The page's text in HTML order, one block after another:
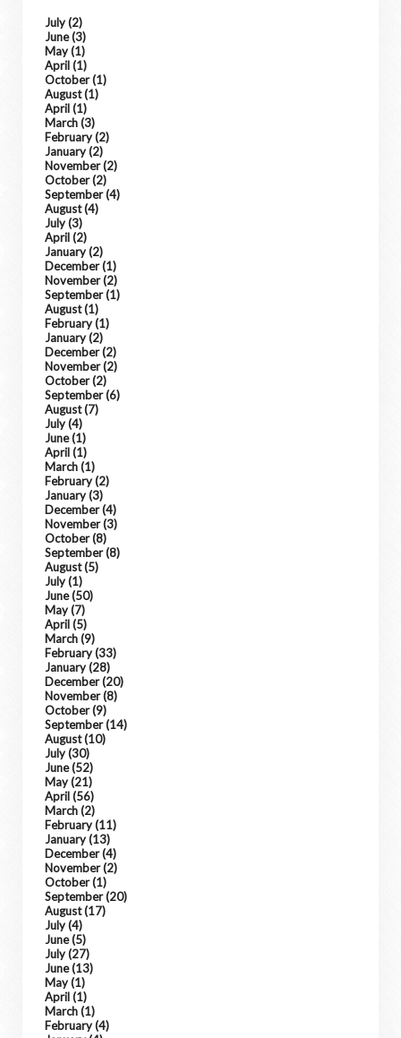
July(2)
June(3)
May(1)
April(1)
October(1)
August(1)
April(1)
March(3)
February(2)
January(2)
November(2)
October(2)
September(4)
August(4)
July(3)
April(2)
January(2)
December(1)
November(2)
September(1)
August(1)
February(1)
January(2)
December(2)
November(2)
October(2)
September(6)
August(7)
July(4)
June(1)
April(1)
March(1)
February(2)
January(3)
December(4)
November(3)
October(8)
September(8)
August(5)
July(1)
June(50)
May(7)
April(5)
March(9)
February(33)
January(28)
December(20)
November(8)
October(9)
September(14)
August(10)
July(30)
June(52)
May(21)
April(56)
March(2)
February(11)
January(13)
December(4)
November(2)
October(1)
September(20)
August(17)
July(4)
June(5)
July(27)
June(13)
May(1)
April(1)
March(1)
February(4)